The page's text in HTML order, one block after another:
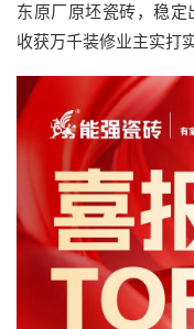
东原厂原坯瓷砖，稳定
收获万千装修业主实打